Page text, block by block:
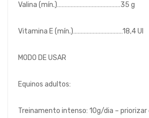
Valina (mín.)……………………………………35 g
Vitamina E (mín.)……………………………18,4 UI
MODO DE USAR
Equinos adultos:
Treinamento intenso: 10g/dia – priorizar